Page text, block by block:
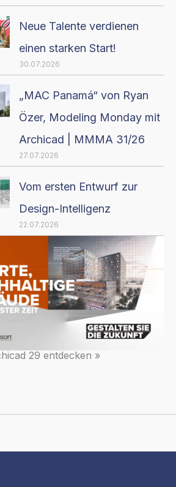
Neue Talente verdienen
einen starken Start!
30.07.2026
„MAC Panamá“ von Ryan
Özer, Modeling Monday mit
Archicad | MMMA 31/26
27.07.2026
Vom ersten Entwurf zur
Design-Intelligenz
22.07.2026
29 entdecken »